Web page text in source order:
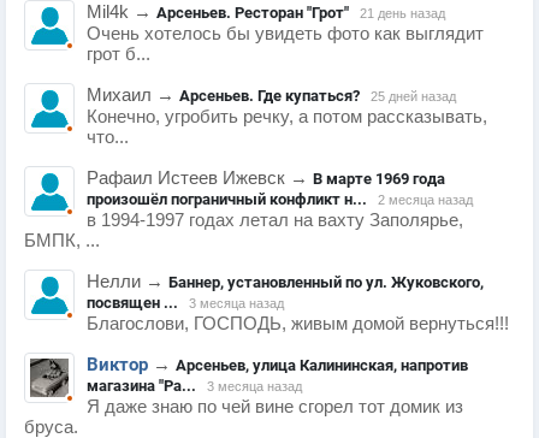
Mil4k → Арсеньев. Ресторан "Грот" 21 день назад
Очень хотелось бы увидеть фото как выглядит
грот б...
Михаил → Арсеньев. Где купаться? 25 дней назад
Конечно, угробить речку, а потом рассказывать,
что...
Рафаил Истеев Ижевск → В марте 1969 года
произошёл пограничный конфликт н...
2 месяца назад
в 1994-1997 годах летал на вахту Заполярье,
БМПК, ...
Нелли → Баннер, установленный по ул. Жуковского,
посвящен ...
3 месяца назад
Благослови, ГОСПОДЬ, живым домой вернуться!!!
Виктор → Арсеньев, улица Калининская, напротив
магазина "Ра...
3 месяца назад
Я даже знаю по чей вине сгорел тот домик из
бруса.